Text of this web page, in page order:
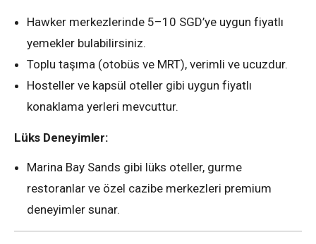
Hawker merkezlerinde 5–10 SGD’ye uygun fiyatlı
yemekler bulabilirsiniz.
Toplu taşıma (otobüs ve MRT), verimli ve ucuzdur.
Hosteller ve kapsül oteller gibi uygun fiyatlı
konaklama yerleri mevcuttur.
Lüks Deneyimler:
Marina Bay Sands gibi lüks oteller, gurme
restoranlar ve özel cazibe merkezleri premium
deneyimler sunar.